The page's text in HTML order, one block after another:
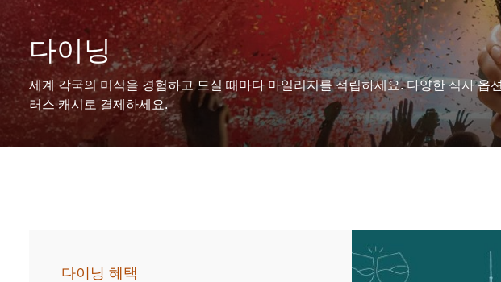
다이닝
세계 각국의 미식을 경험하고 드실 때마다 마일리지를 적립하세요. 다양한 식사 옵
러스 캐시로 결제하세요.
다이닝 혜택